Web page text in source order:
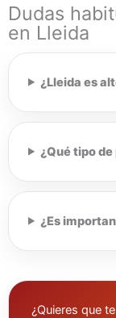
Dudas
en Lleida
¿Lleida es
¿Qué tipo
¿Es
¿Quieres que